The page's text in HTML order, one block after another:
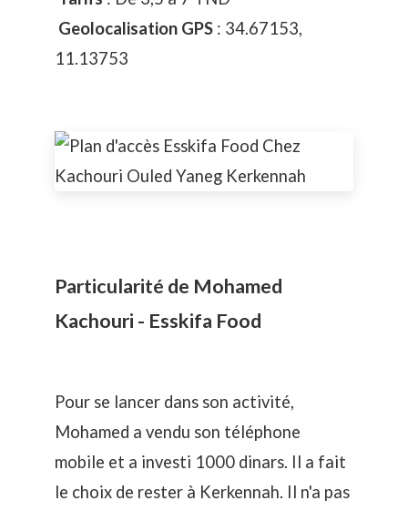
Geolocalisation GPS : 34.67153,
11.13753
Particularité de Mohamed
Kachouri - Esskifa Food
Pour se lancer dans son activité,
Mohamed a vendu son téléphone
mobile et a investi 1000 dinars. Il a fait
le choix de rester à Kerkennah. Il n'a pas